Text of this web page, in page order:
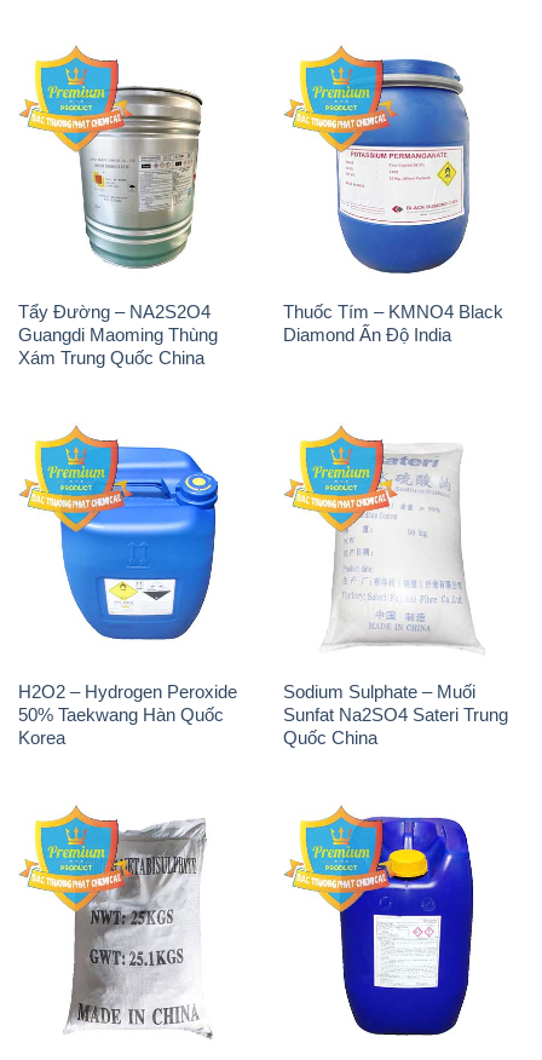
H2O2 – Hydrogen Peroxide
50% Taekwang Hàn Quốc
Sodium Sulphate – Muối
Sunfat Na2SO4 Sateri Trung
Sodium Metabisulfite –
H2O2 – Hydrogen Peroxide
50% Evonik Indonesia
THÔNG TIN
Giới thiệu
Sản phẩm